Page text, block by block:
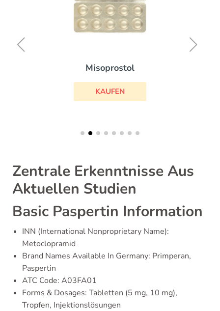
Misoprostol
KAUFEN
Zentrale Erkenntnisse Aus
Aktuellen Studien
Basic Paspertin Information
INN (International Nonproprietary Name):
Metoclopramid
Brand Names Available In Germany: Primperan,
Paspertin
ATC Code: A03FA01
Forms & Dosages: Tabletten (5 mg, 10 mg),
Tropfen, Injektionslösungen